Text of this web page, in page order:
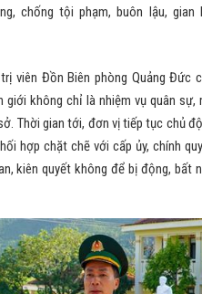
chống tội phạm, buôn lậu, gian
viên Đồn Biên phòng Quảng Đức
giới không chỉ là nhiệm vụ quân sự,
Thời gian tới, đơn vị tiếp tục chủ
hợp chặt chẽ với cấp ủy, chính
kiên quyết không để bị động, bất